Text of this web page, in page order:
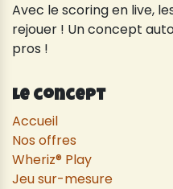
Avec le scoring en live,
rejouer ! Un concept
pros !
Le concept
Accueil
Nos offres
Wheriz® Play
Jeu sur-mesure